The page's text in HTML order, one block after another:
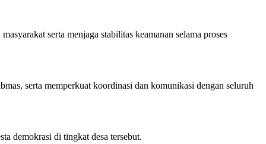
serta menjaga stabilitas keamanan selama proses
serta memperkuat koordinasi dan komunikasi dengan seluruh
demokrasi di tingkat desa tersebut.